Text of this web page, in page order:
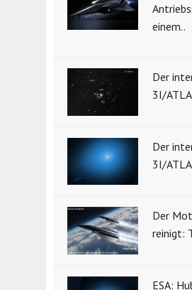
einem..
Der
3I/
Der
3I/
Der
reinigt:
ESA: